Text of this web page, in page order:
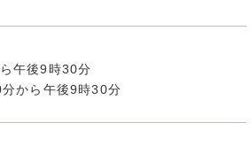
午後9時30分
から午後9時30分